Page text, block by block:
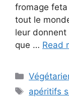
fromage
tout le
leur
que … Read
Tags
apéritifs